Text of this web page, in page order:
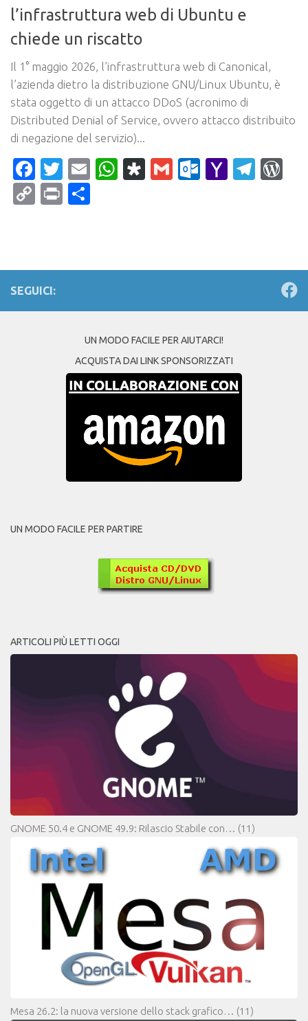
l’infrastruttura web di Ubuntu e
chiede un riscatto
Il 1° maggio 2026, l’infrastruttura web di Canonical,
l’azienda dietro la distribuzione GNU/Linux Ubuntu, è
stata oggetto di un attacco DDoS (acronimo di
Distributed Denial of Service, ovvero attacco distribuito
di negazione del servizio)...
Facebook
Twitter
EmailWhatsApp
Diaspora
Gmail Yahoo
CopyPrint
SEGUICI:
UN MODO FACILE PER AIUTARCI!
ACQUISTA DAI LINK SPONSORIZZATI
UN MODO FACILE PER PARTIRE
ARTICOLI PIÙ LETTI OGGI
GNOME 50.4 e GNOME 49.9: Rilascio Stabile con… (11)
Mesa 26.2: la nuova versione dello stack grafico… (11)